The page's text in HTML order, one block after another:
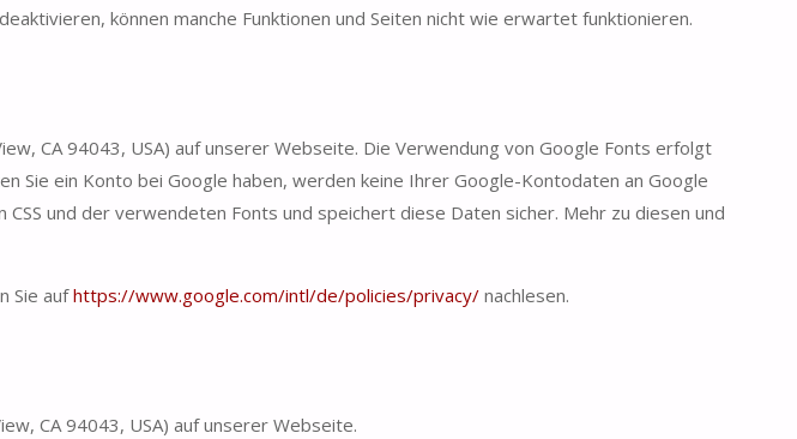
können manche Funktionen und Seiten nicht wie erwartet funktionieren.
CA 94043, USA) auf unserer Webseite. Die Verwendung von Google Fonts erfolgt
Sie ein Konto bei Google haben, werden keine Ihrer Google-Kontodaten an Google
und der verwendeten Fonts und speichert diese Daten sicher. Mehr zu diesen und
Sie aufhttps://www.google.com/intl/de/policies/privacy/ nachlesen.
CA 94043, USA) auf unserer Webseite.